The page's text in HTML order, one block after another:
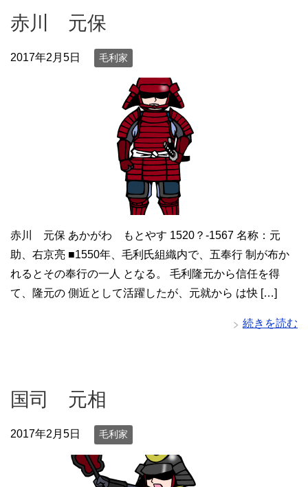
赤川 元保
2017年2月5日 毛利家
赤川 元保 あかがわ もとやす 1520？-1567 名称：元
助、右京亮 ■1550年、毛利氏組織内で、五奉行 制が布か
れるとその奉行の一人 となる。 毛利隆元から信任を得
て、隆元の 側近として活躍したが、元就から は快 […]
続きを読む
国司 元相
2017年2月5日 毛利家